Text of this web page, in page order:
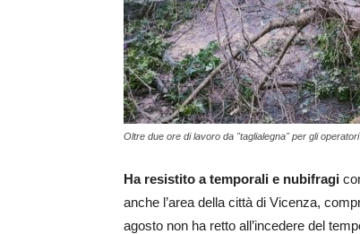
Oltre due ore di lavoro da "taglialegna" per gli
Ha resistito a temporali e nubifragi
anche l’area della città di Vicenza,
agosto non ha retto all’incedere del